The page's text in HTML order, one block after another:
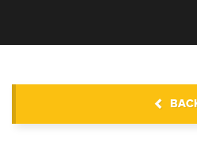
INFORMASI